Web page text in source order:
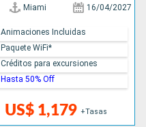
Miami 16/04/2027
US$ 1,179 +Tasas
Animaciones Incluidas
Paquete WiFi*
Créditos para excursiones
Hasta 50% Off